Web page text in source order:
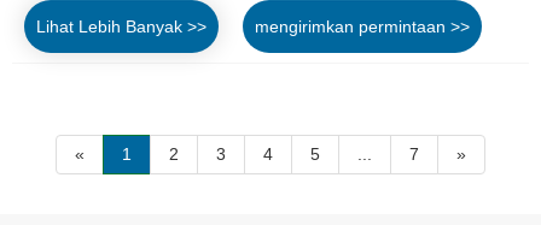
Lihat Lebih Banyak >> mengirimkan permintaan >>
« 1 2 3 4 5 7 »